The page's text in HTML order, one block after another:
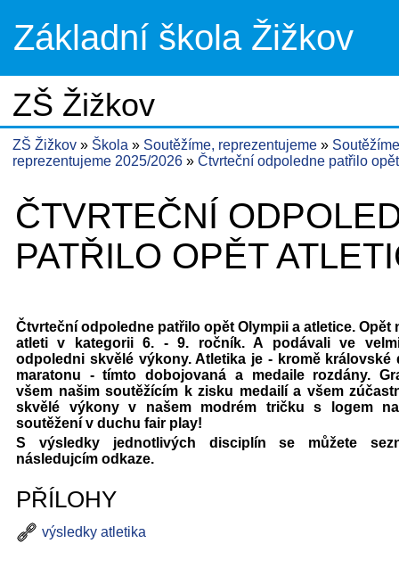
Základní škola Žižkov
ZŠ Žižkov
ZŠ Žižkov Škola Soutěžíme, reprezentujeme
reprezentujeme 2025/2026
Čtvrteční odpoledne patřilo
ČTVRTEČNÍ
PATŘILO OPĚT
Čtvrteční odpoledne patřilo opět Olympii a atletice. Opět
atleti v kategorii 6. - 9. ročník. A podávali ve
odpoledni skvělé výkony. Atletika je - kromě královské
maratonu - tímto dobojovaná a medaile rozdány.
všem našim soutěžícím k zisku medailí a všem
skvělé výkony v našem modrém tričku s logem
soutěžení v duchu fair play!
S výsledky jednotlivých disciplín se můžete
následujcím odkaze.
PŘÍLOHY
výsledky atletika